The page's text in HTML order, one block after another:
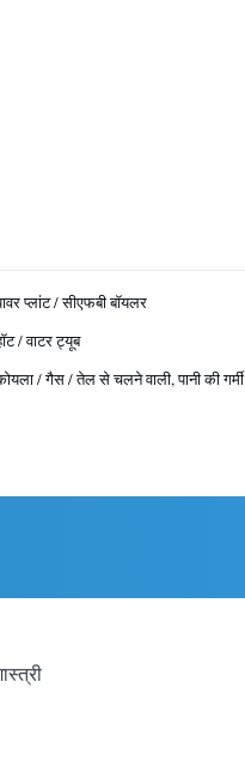
प्लांट / सीएफबी बॉयलर
/ वाटर ट्यूब
/ गैस / तेल से चलने वाली, पानी की गर्मी